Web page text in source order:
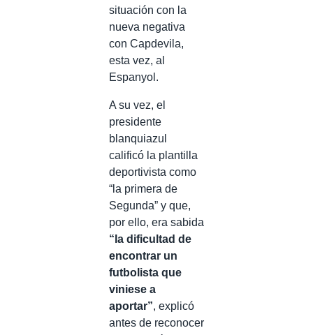
situación con la
nueva negativa
con Capdevila,
esta vez, al
Espanyol.
A su vez, el
presidente
blanquiazul
calificó la plantilla
deportivista como
“la primera de
Segunda” y que,
por ello, era sabida
“la dificultad de
encontrar un
futbolista que
viniese a
aportar”, explicó
antes de reconocer